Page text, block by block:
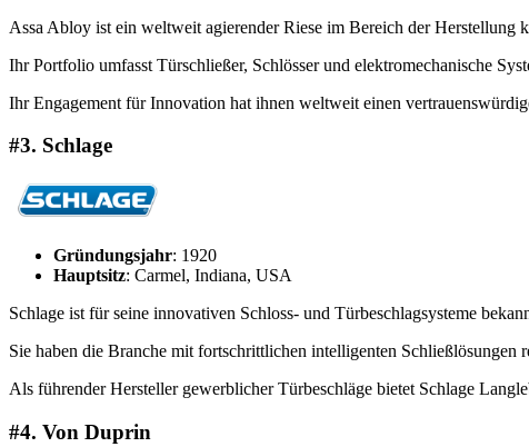
Assa Abloy ist ein weltweit agierender Riese im Bereich der Herstellung
Ihr Portfolio umfasst Türschließer, Schlösser und elektromechanische
Ihr Engagement für Innovation hat ihnen weltweit einen
#3. Schlage
Gründungsjahr: 1920
Hauptsitz: Carmel, Indiana, USA
Schlage ist für seine innovativen Schloss- und Türbeschlagsysteme
Sie haben die Branche mit fortschrittlichen intelligenten Schließlösungen
Als führender Hersteller gewerblicher Türbeschläge bietet Schlage
#4. Von Duprin